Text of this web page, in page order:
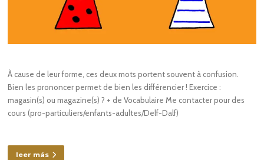
À cause de leur forme, ces deux mots portent souvent à confusion.
Bien les prononcer permet de bien les différencier ! Exercice :
magasin(s) ou magazine(s) ? + de Vocabulaire Me contacter pour des
cours (pro-particuliers/enfants-adultes/Delf-Dalf)
leer más